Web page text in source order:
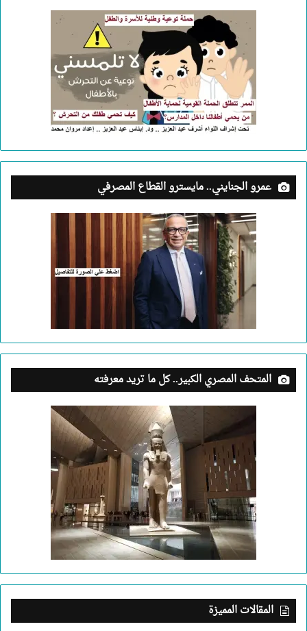
عمرو الجنايني.. مايسترو القطاع المصرفي
المتحف المصري الكبير.. كل ما تريد معرفته
المقالات المميزة